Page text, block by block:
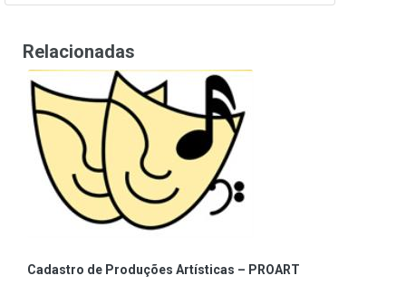
Relacionadas
Cadastro de Produções Artísticas – PROART